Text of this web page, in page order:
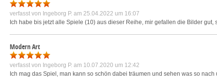
verfasst von Ingeborg P. am 25.04.2022 um 16:07
Ich habe bis jetzt alle Spiele (10) aus dieser Reihe, mir gefallen die Bilder gut,
Modern Art
verfasst von Ingeborg P. am 10.07.2020 um 12:42
Ich mag das Spiel, man kann so schön dabei träumen und sehen was so